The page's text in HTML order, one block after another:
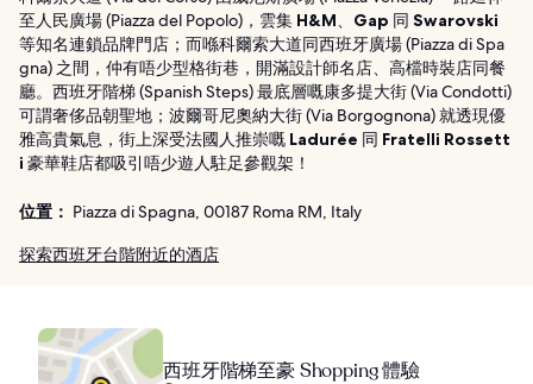
至人民廣場 (Piazza del Popolo)，雲集 H&M、 Gap 同 Swarovski
等知名連鎖品牌門店；而喺科爾索大道同西班牙廣場 (Piazza di Spa
gna) 之間，仲有唔少型格街巷，開滿設計師名店、高檔時裝店同餐
廳。西班牙階梯 (Spanish Steps) 最底層嘅康多提大街 (Via Condotti)
可謂奢侈品朝聖地；波爾哥尼奧納大街 (Via Borgognona) 就透現優
雅高貴氣息，街上深受法國人推崇嘅 Ladurée 同 Fratelli Rossett
i 豪華鞋店都吸引唔少遊人駐足參觀架！
位置： Piazza di Spagna, 00187 Roma RM, Italy
探索西班牙台階附近的酒店
西班牙階梯至豪 Shopping 體驗